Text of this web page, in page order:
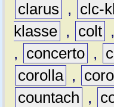
clarus
, clc-
klasse , colt ,
,
concerto ,
corolla ,
countach
,